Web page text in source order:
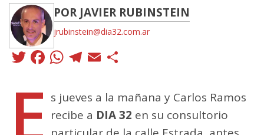
POR JAVIER RUBINSTEIN
jrubinstein@dia32.com.ar
Twitter
Facebook
WhatsApp
Telegram
Email
E s jueves a la mañana y Carlos Ramos
recibe a DIA 32 en su consultorio